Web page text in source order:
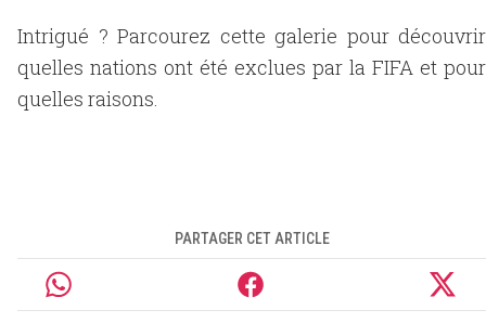
Intrigué ? Parcourez cette galerie pour découvrir
quelles nations ont été exclues par la FIFA et pour
quelles raisons.
PARTAGER CET ARTICLE